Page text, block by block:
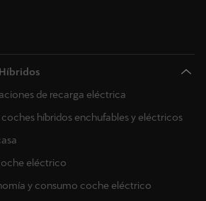
de recarga eléctrica
híbridos enchufables y eléctricos
eléctrico
y consumo coche eléctrico